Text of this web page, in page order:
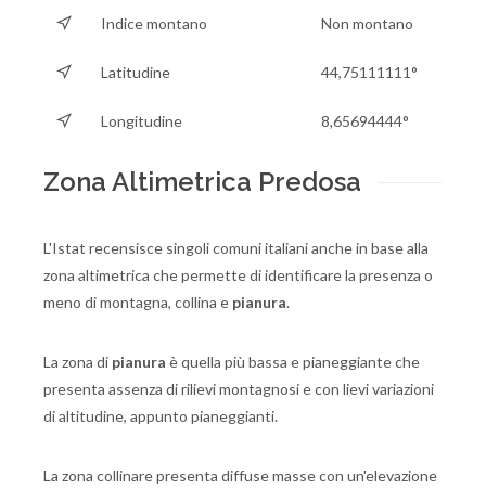
Indice montano Non montano
Latitudine 44,75111111°
Longitudine 8,65694444°
Zona Altimetrica Predosa
L'Istat recensisce singoli comuni italiani anche in base alla
zona altimetrica che permette di identificare la presenza o
meno di montagna, collina e pianura.
La zona di pianura è quella più bassa e pianeggiante che
presenta assenza di rilievi montagnosi e con lievi variazioni
di altitudine, appunto pianeggianti.
La zona collinare presenta diffuse masse con un'elevazione